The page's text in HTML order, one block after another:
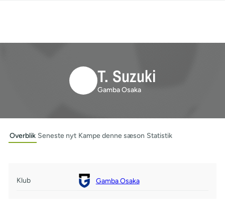
T. Suzuki
Gamba Osaka
Overblik Seneste nyt Kampe denne sæson Statistik
Klub Gamba Osaka